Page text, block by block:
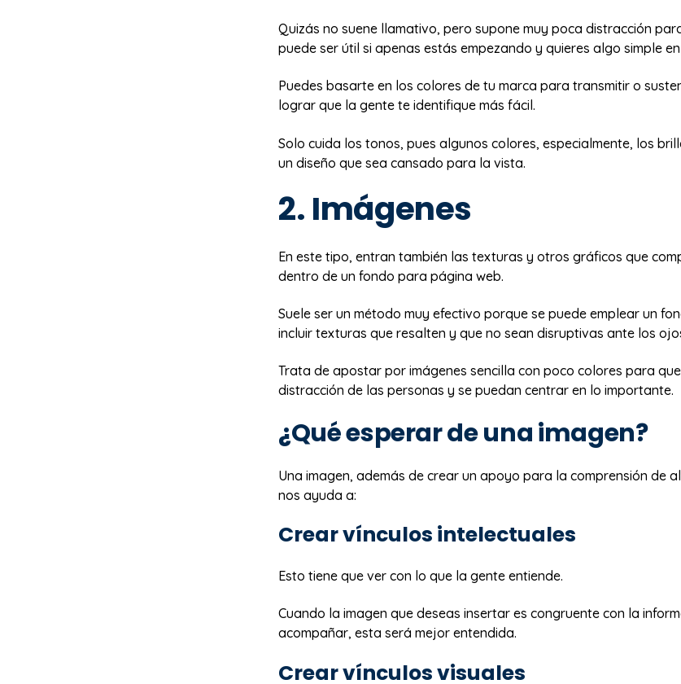
Quizás no suene llamativo, pero supone muy poca distracción
puede ser útil si apenas estás empezando y quieres algo simple
Puedes basarte en los colores de tu marca para transmitir o
lograr que la gente te identifique más fácil.
Solo cuida los tonos, pues algunos colores, especialmente, los
un diseño que sea cansado para la vista.
2. Imágenes
En este tipo, entran también las texturas y otros gráficos que
dentro de un fondo para página web.
Suele ser un método muy efectivo porque se puede emplear un
incluir texturas que resalten y que no sean disruptivas ante los
Trata de apostar por imágenes sencilla con poco colores para
distracción de las personas y se puedan centrar en lo importante.
¿Qué esperar de una imagen?
Una imagen, además de crear un apoyo para la comprensión de
nos ayuda a:
Crear vínculos intelectuales
Esto tiene que ver con lo que la gente entiende.
Cuando la imagen que deseas insertar es congruente con la
acompañar, esta será mejor entendida.
Crear vínculos visuales